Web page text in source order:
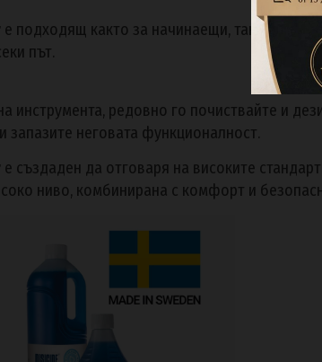
е подходящ както за начинаещи, така и за
път.
инструмента, редовно го почиствайте и
запазите неговата функционалност.
е създаден да отговаря на високите
ниво, комбинирана с комфорт и